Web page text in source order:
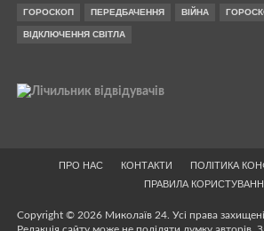
ГОРОСКОП ПЕРЕДБАЧЕННЯ ВІЙНА
ВІДКЛЮЧЕННЯ СВІТЛА
ПРО НАС КОНТАКТИ
ПОЛІТИКА
ПРАВИЛА
Copyright © 2026 Миколаїв 24. Усі права